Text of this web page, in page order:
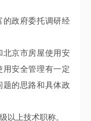
政府委托调研经
京市房屋使用安
用安全管理有一定
题的思路和具体政
上技术职称。